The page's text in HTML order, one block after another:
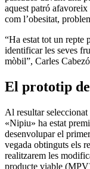
aquest patró
com l’obesitat,
“Ha estat tot un repte
identificar les seves
mòbil”, Carles
El prototip
Al resultar
«Nipiu» ha estat
desenvolupar el
vegada obtinguts els
realitzarem les
producte viable